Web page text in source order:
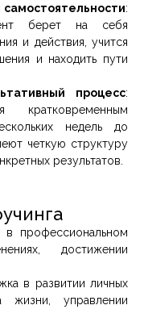
самостоятельности:
берет на себя
и действия, учится
и находить пути
процесс:
кратковременным
недель до
четкую структуру
результатов.
профессиональном
достижении
в развитии личных
жизни, управлении